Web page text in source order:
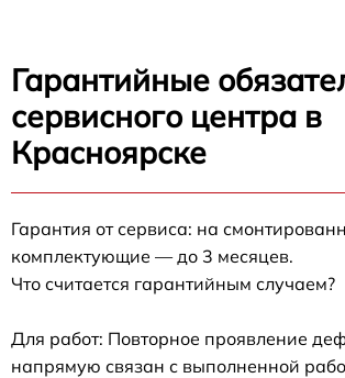
Гарантийные
сервисного центра в
Красноярске
Гарантия от сервиса: на
комплектующие — до 3 месяцев.
Что считается гарантийным случаем?
Для работ: Повторное проявление
напрямую связан с выполненной